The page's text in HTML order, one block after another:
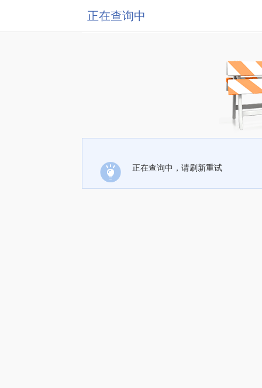
正在查询中
正在查询中，请刷新重试